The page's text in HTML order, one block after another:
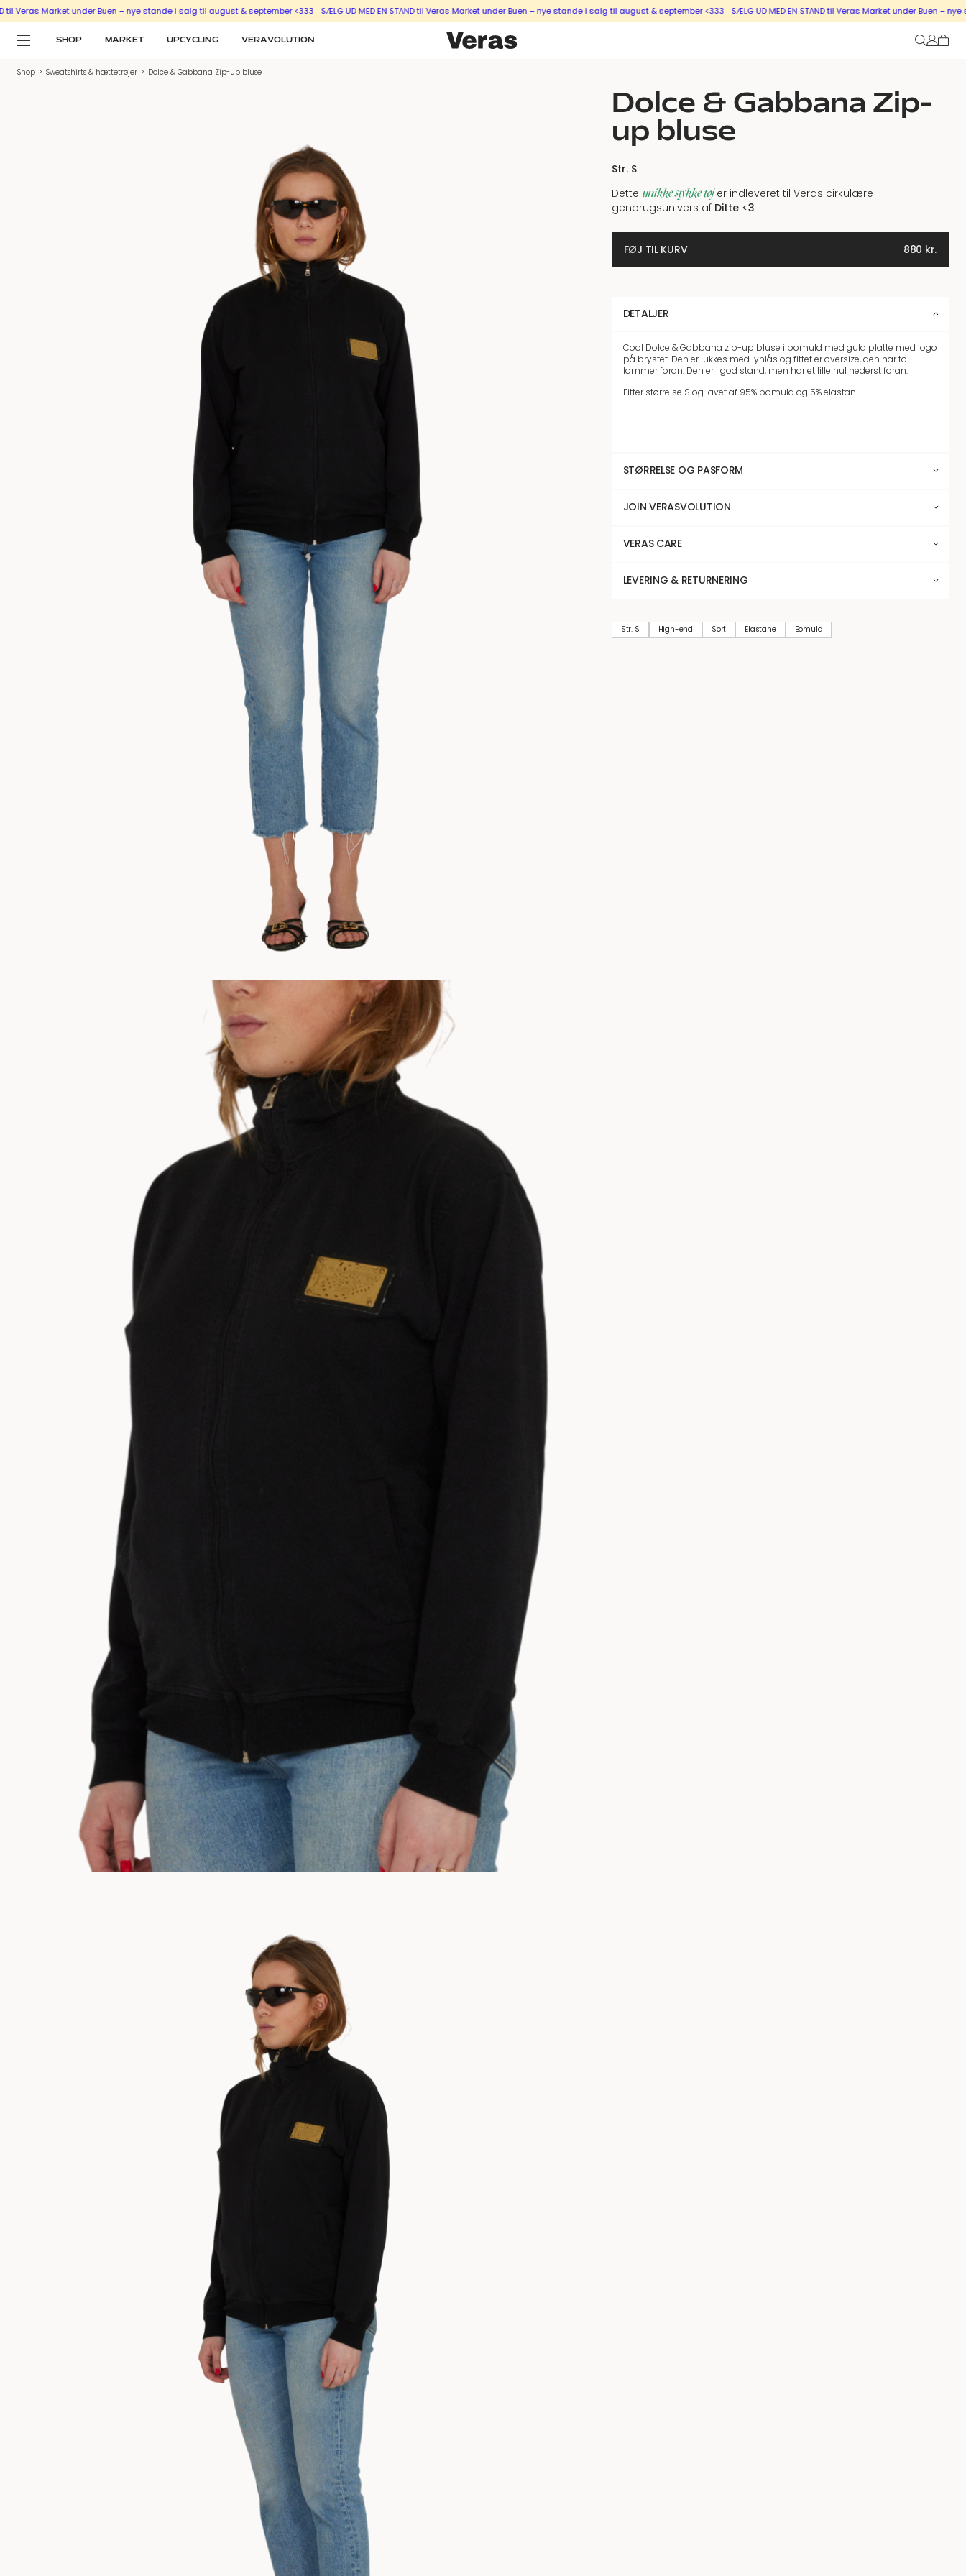
Market under Buen – nye stande i salg til august & september <333 SÆLG UD MED EN STAND til Veras Market under Buen – nye stande i salg til august & september <333 SÆLG UD MED EN STAND til Veras Market under Buen – nye
SHOP MARKET UPCYCLING VERAVOLUTION
Shop > Sweatshirts & hættetrøjer > Dolce & Gabbana Zip-up bluse
Dolce & Gabbana Zip-
up bluse
Str. S
Dette unikke stykke tøjer indleveret til Veras cirkulære
genbrugsunivers af Ditte <3
FØJ TIL KURV 880 kr.
DETALJER
Cool Dolce & Gabbana zip-up bluse i bomuld med guld platte med logo
på brystet. Den er lukkes med lynlås og fittet er oversize, den har to
lommer foran. Den er i god stand, men har et lille hul nederst foran.
Fitter størrelse S og lavet af 95% bomuld og 5% elastan.
STØRRELSE OG PASFORM
JOIN VERASVOLUTION
VERAS CARE
LEVERING & RETURNERING
Str. S High-end Sort Elastane Bomuld